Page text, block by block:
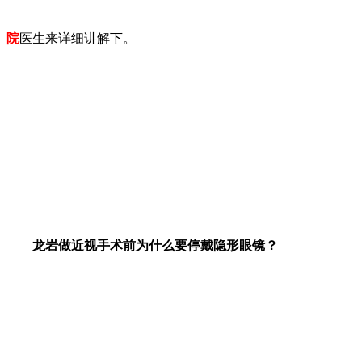
院医生来详细讲解下。
龙岩做近视手术前为什么要停戴隐形眼镜？